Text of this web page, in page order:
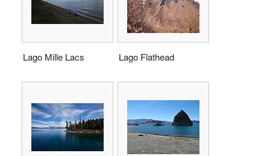
Lago Mille Lacs Lago Flathead